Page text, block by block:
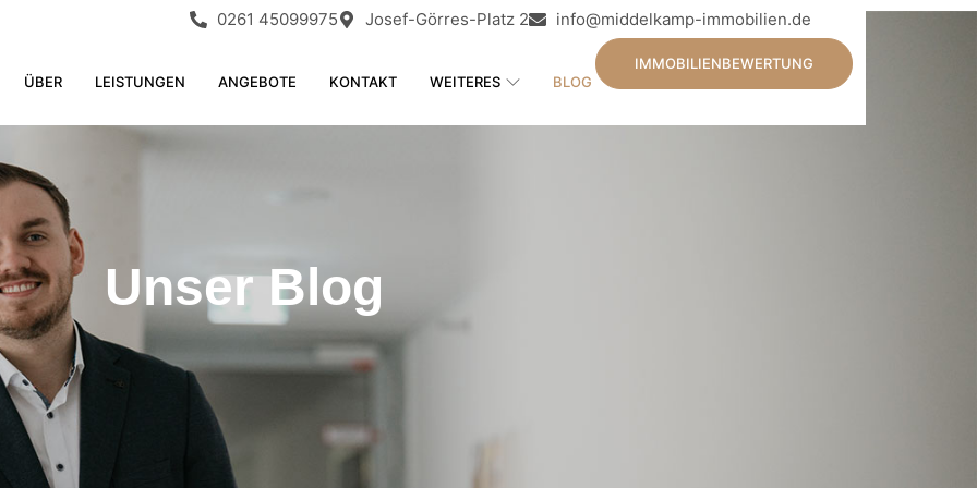
0261 45099975 Josef-Görres-Platz 2 info@middelkamp-immobilien.de
ÜBER LEISTUNGEN ANGEBOTE KONTAKT WEITERES BLOG
IMMOBILIENBEWERTUNG
Unser Blog